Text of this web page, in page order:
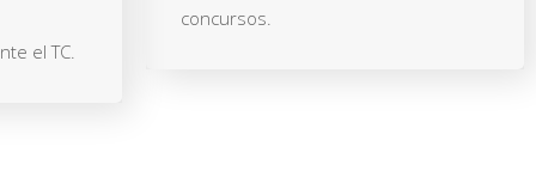
el TC.
concursos.